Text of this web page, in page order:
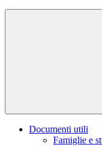
Documenti utili
Famiglie e